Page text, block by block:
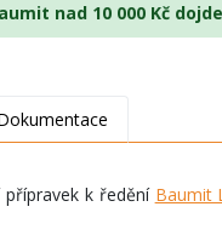
nad 10 000 Kč
přípravek k ředění Baumit